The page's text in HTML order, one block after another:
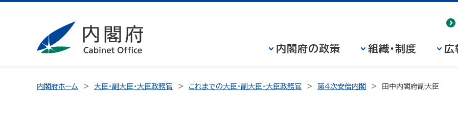
内閣府の政策 組織・制度 広
内閣府ホーム 大臣・副大臣・大臣政務官 これまでの大臣・副大臣・大臣政務官 第4次安倍内閣 田中内閣府副大臣